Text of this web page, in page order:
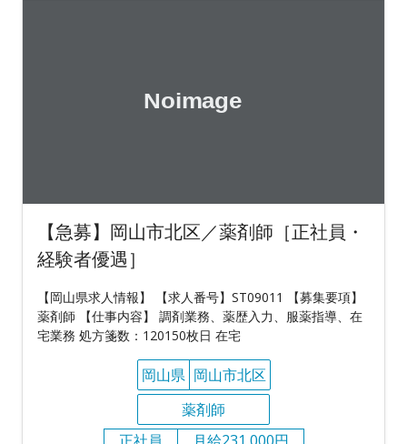
【急募】岡山市北区／薬剤師［正社員・
経験者優遇］
【岡山県求人情報】 【求人番号】ST09011 【募集要項】
薬剤師 【仕事内容】 調剤業務、薬歴入力、服薬指導、在
宅業務 処方箋数：120150枚日 在宅
岡山県 岡山市北区
薬剤師